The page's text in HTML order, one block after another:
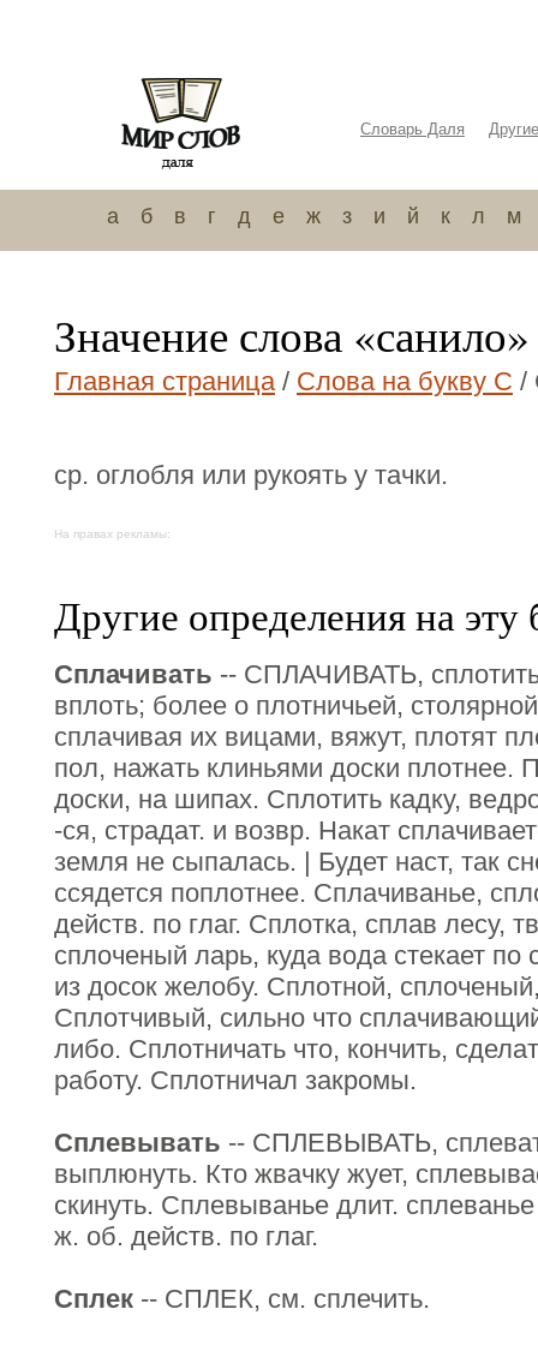
Словарь Даля
а б в г д е ж з и й к л м
Значение слова «санило»
Главная страница/ Слова на букву С /
ср. оглобля или рукоять у тачки.
На правах рекламы:
Другие определения на эту
Сплачивать -- СПЛАЧИВАТЬ, сплотить
вплоть; более о плотничьей,
сплачивая их вицами, вяжут, плотят
пол, нажать клиньями доски плотнее.
доски, на шипах. Сплотить кадку,
-ся, страдат. и возвр. Накат
земля не сыпалась. | Будет наст, так
ссядется поплотнее. Сплачиванье,
действ. по глаг. Сплотка, сплав лесу,
сплоченый ларь, куда вода стекает по
из досок желобу. Сплотной,
Сплотчивый, сильно что
либо. Сплотничать что, кончить,
работу. Сплотничал закромы.
Сплевывать -- СПЛЕВЫВАТЬ,
выплюнуть. Кто жвачку жует,
скинуть. Сплевыванье длит.
ж. об. действ. по глаг.
Сплек -- СПЛЕК, см. сплечить.